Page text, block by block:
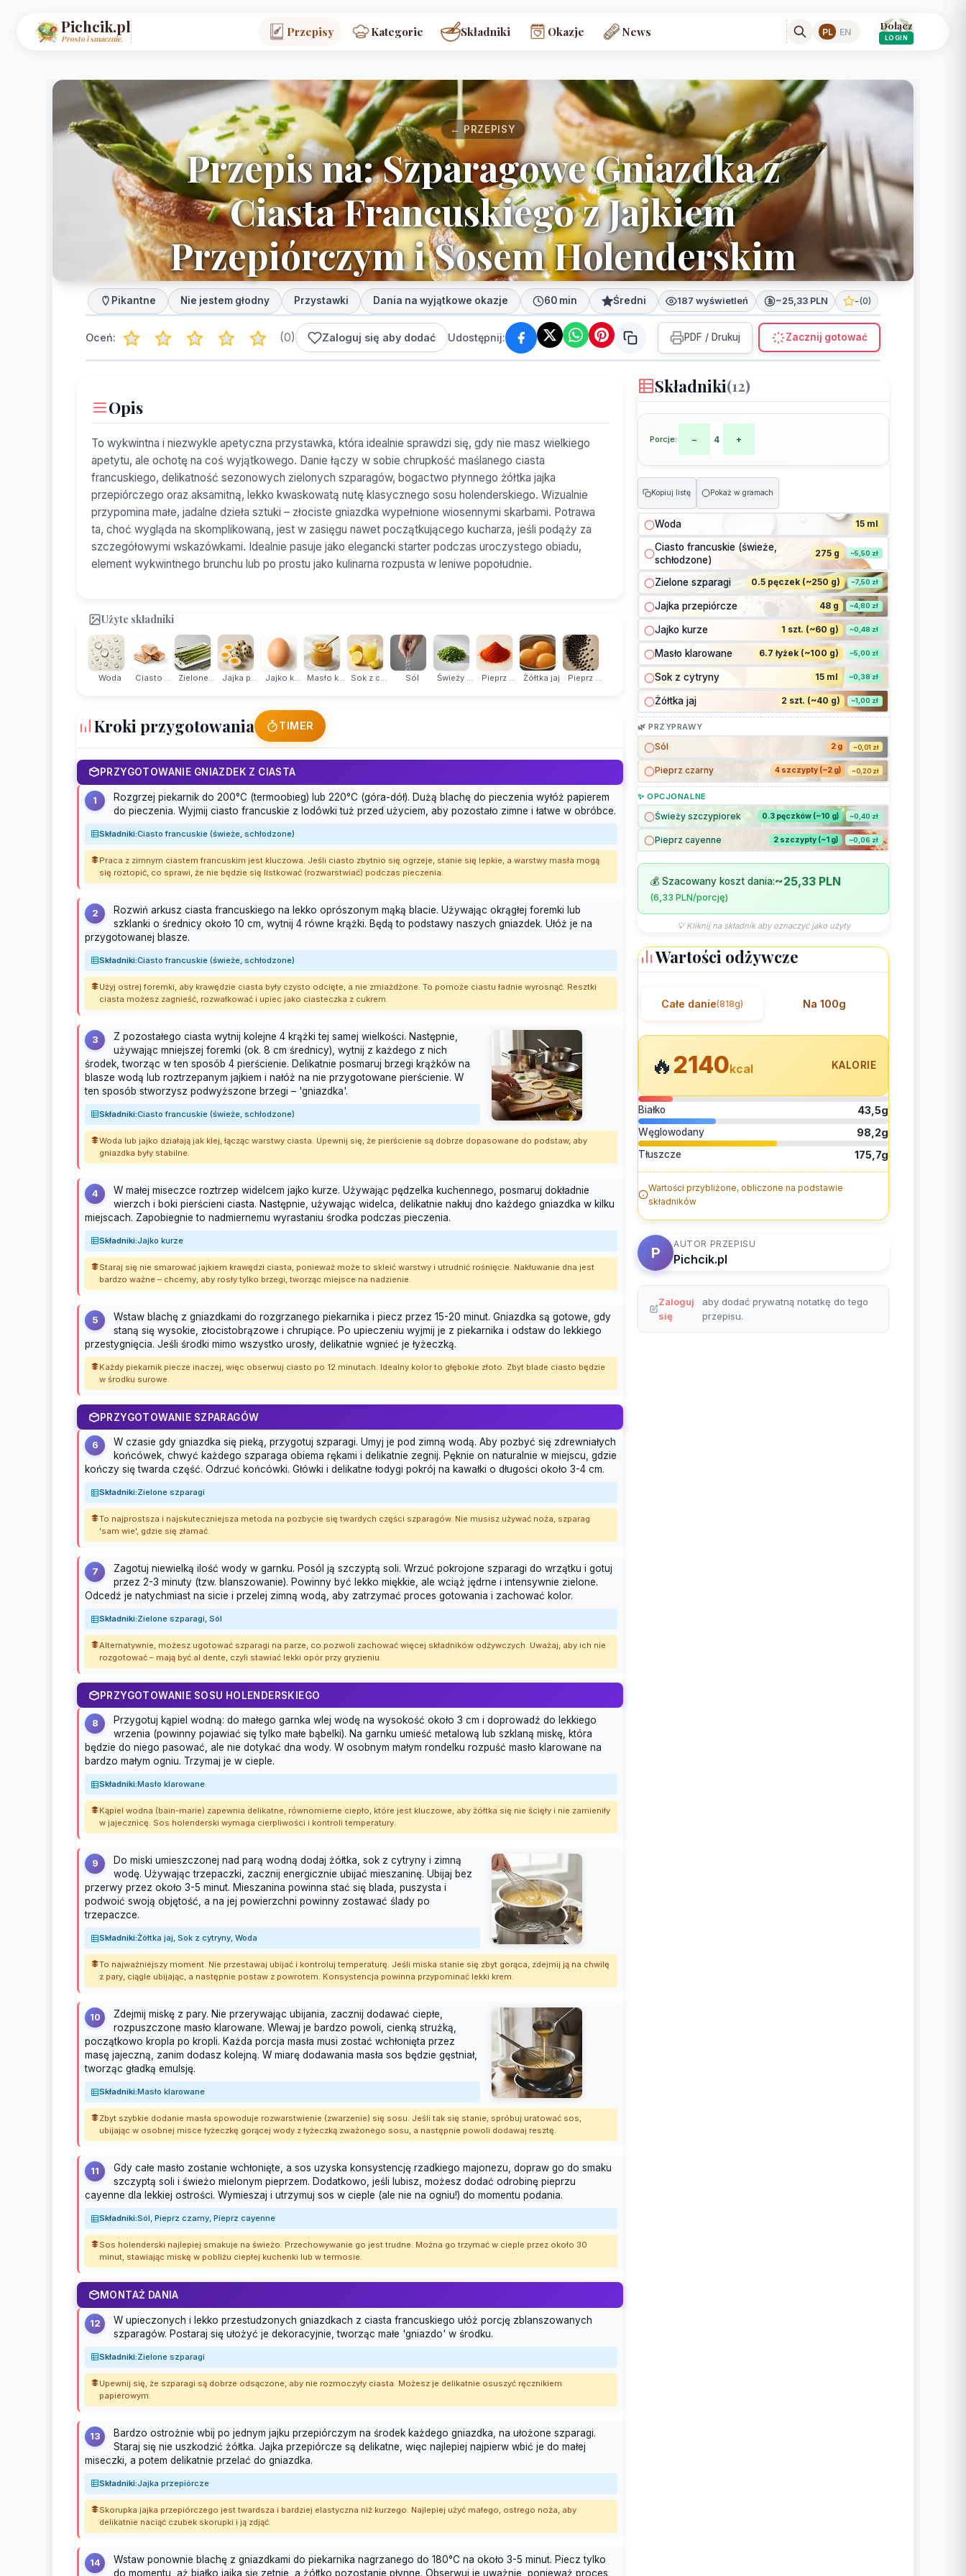
Pichcik.pl
Prosto i smacznie. Przepisy Kategorie Składniki Okazje News PL EN
Dołącz
LOGIN
← PRZEPISY
Przepis na: Szparagowe Gniazdka z
Ciasta Francuskiego z Jajkiem
Przepiórczym i Sosem Holenderskim
Pikantne Nie jestem głodny Przystawki Dania na wyjątkowe okazje 60 min Średni 187 wyświetleń ~25,33 PLN -(0)
Oceń: (0) Zaloguj się aby dodać Udostępnij: PDF / Drukuj Zacznij gotować
Opis
To wykwintna i niezwykle apetyczna przystawka, która idealnie sprawdzi się, gdy nie masz wielkiego
apetytu, ale ochotę na coś wyjątkowego. Danie łączy w sobie chrupkość maślanego ciasta
francuskiego, delikatność sezonowych zielonych szparagów, bogactwo płynnego żółtka jajka
przepiórczego oraz aksamitną, lekko kwaskowatą nutę klasycznego sosu holenderskiego. Wizualnie
przypomina małe, jadalne dzieła sztuki – złociste gniazdka wypełnione wiosennymi skarbami. Potrawa
ta, choć wygląda na skomplikowaną, jest w zasięgu nawet początkującego kucharza, jeśli podąży za
szczegółowymi wskazówkami. Idealnie pasuje jako elegancki starter podczas uroczystego obiadu,
element wykwintnego brunchu lub po prostu jako kulinarna rozpusta w leniwe popołudnie.
Użyte składniki
Woda Ciasto ... Zielone... Jajka p... Jajko k... Masło k... Sok z c... Sól Świeży ... Pieprz ... Żółtka jaj Pieprz ...
Kroki przygotowania TIMER
PRZYGOTOWANIE GNIAZDEK Z CIASTA
1
Rozgrzej piekarnik do 200°C (termoobieg) lub 220°C (góra-dół). Dużą blachę do pieczenia wyłóż papierem
do pieczenia. Wyjmij ciasto francuskie z lodówki tuż przed użyciem, aby pozostało zimne i łatwe w obróbce.
Składniki:Ciasto francuskie (świeże, schłodzone)
Praca z zimnym ciastem francuskim jest kluczowa. Jeśli ciasto zbytnio się ogrzeje, stanie się lepkie, a warstwy masła mogą
się roztopić, co sprawi, że nie będzie się listkować (rozwarstwiać) podczas pieczenia.
2
Rozwiń arkusz ciasta francuskiego na lekko oprószonym mąką blacie. Używając okrągłej foremki lub
szklanki o średnicy około 10 cm, wytnij 4 równe krążki. Będą to podstawy naszych gniazdek. Ułóż je na
przygotowanej blasze.
Składniki:Ciasto francuskie (świeże, schłodzone)
Użyj ostrej foremki, aby krawędzie ciasta były czysto odcięte, a nie zmiażdżone. To pomoże ciastu ładnie wyrosnąć. Resztki
ciasta możesz zagnieść, rozwałkować i upiec jako ciasteczka z cukrem.
3
Z pozostałego ciasta wytnij kolejne 4 krążki tej samej wielkości. Następnie,
używając mniejszej foremki (ok. 8 cm średnicy), wytnij z każdego z nich
środek, tworząc w ten sposób 4 pierścienie. Delikatnie posmaruj brzegi krążków na
blasze wodą lub roztrzepanym jajkiem i nałóż na nie przygotowane pierścienie. W
ten sposób stworzysz podwyższone brzegi – 'gniazdka'.
Składniki:Ciasto francuskie (świeże, schłodzone)
Woda lub jajko działają jak klej, łącząc warstwy ciasta. Upewnij się, że pierścienie są dobrze dopasowane do podstaw, aby
gniazdka były stabilne.
4
W małej miseczce roztrzep widelcem jajko kurze. Używając pędzelka kuchennego, posmaruj dokładnie
wierzch i boki pierścieni ciasta. Następnie, używając widelca, delikatnie nakłuj dno każdego gniazdka w kilku
miejscach. Zapobiegnie to nadmiernemu wyrastaniu środka podczas pieczenia.
Składniki:Jajko kurze
Staraj się nie smarować jajkiem krawędzi ciasta, ponieważ może to skleić warstwy i utrudnić rośnięcie. Nakłuwanie dna jest
bardzo ważne – chcemy, aby rosły tylko brzegi, tworząc miejsce na nadzienie.
5
Wstaw blachę z gniazdkami do rozgrzanego piekarnika i piecz przez 15-20 minut. Gniazdka są gotowe, gdy
staną się wysokie, złocistobrązowe i chrupiące. Po upieczeniu wyjmij je z piekarnika i odstaw do lekkiego
przestygnięcia. Jeśli środki mimo wszystko urosły, delikatnie wgnieć je łyżeczką.
Każdy piekarnik piecze inaczej, więc obserwuj ciasto po 12 minutach. Idealny kolor to głębokie złoto. Zbyt blade ciasto będzie
w środku surowe.
PRZYGOTOWANIE SZPARAGÓW
6
W czasie gdy gniazdka się pieką, przygotuj szparagi. Umyj je pod zimną wodą. Aby pozbyć się zdrewniałych
końcówek, chwyć każdego szparaga obiema rękami i delikatnie zegnij. Pęknie on naturalnie w miejscu, gdzie
kończy się twarda część. Odrzuć końcówki. Główki i delikatne łodygi pokrój na kawałki o długości około 3-4 cm.
Składniki:Zielone szparagi
To najprostsza i najskuteczniejsza metoda na pozbycie się twardych części szparagów. Nie musisz używać noża, szparag
'sam wie', gdzie się złamać.
7
Zagotuj niewielką ilość wody w garnku. Posól ją szczyptą soli. Wrzuć pokrojone szparagi do wrzątku i gotuj
przez 2-3 minuty (tzw. blanszowanie). Powinny być lekko miękkie, ale wciąż jędrne i intensywnie zielone.
Odcedź je natychmiast na sicie i przelej zimną wodą, aby zatrzymać proces gotowania i zachować kolor.
Składniki:Zielone szparagi, Sól
Alternatywnie, możesz ugotować szparagi na parze, co pozwoli zachować więcej składników odżywczych. Uważaj, aby ich nie
rozgotować – mają być al dente, czyli stawiać lekki opór przy gryzieniu.
PRZYGOTOWANIE SOSU HOLENDERSKIEGO
8
Przygotuj kąpiel wodną: do małego garnka wlej wodę na wysokość około 3 cm i doprowadź do lekkiego
wrzenia (powinny pojawiać się tylko małe bąbelki). Na garnku umieść metalową lub szklaną miskę, która
będzie do niego pasować, ale nie dotykać dna wody. W osobnym małym rondelku rozpuść masło klarowane na
bardzo małym ogniu. Trzymaj je w cieple.
Składniki:Masło klarowane
Kąpiel wodna (bain-marie) zapewnia delikatne, równomierne ciepło, które jest kluczowe, aby żółtka się nie ścięły i nie zamieniły
w jajecznicę. Sos holenderski wymaga cierpliwości i kontroli temperatury.
9
Do miski umieszczonej nad parą wodną dodaj żółtka, sok z cytryny i zimną
wodę. Używając trzepaczki, zacznij energicznie ubijać mieszaninę. Ubijaj bez
przerwy przez około 3-5 minut. Mieszanina powinna stać się blada, puszysta i
podwoić swoją objętość, a na jej powierzchni powinny zostawać ślady po
trzepaczce.
Składniki:Żółtka jaj, Sok z cytryny, Woda
To najważniejszy moment. Nie przestawaj ubijać i kontroluj temperaturę. Jeśli miska stanie się zbyt gorąca, zdejmij ją na chwilę
z pary, ciągle ubijając, a następnie postaw z powrotem. Konsystencja powinna przypominać lekki krem.
10
Zdejmij miskę z pary. Nie przerywając ubijania, zacznij dodawać ciepłe,
rozpuszczone masło klarowane. Wlewaj je bardzo powoli, cienką strużką,
początkowo kropla po kropli. Każda porcja masła musi zostać wchłonięta przez
masę jajeczną, zanim dodasz kolejną. W miarę dodawania masła sos będzie gęstniał,
tworząc gładką emulsję.
Składniki:Masło klarowane
Zbyt szybkie dodanie masła spowoduje rozwarstwienie (zwarzenie) się sosu. Jeśli tak się stanie, spróbuj uratować sos,
ubijając w osobnej misce łyżeczkę gorącej wody z łyżeczką zważonego sosu, a następnie powoli dodawaj resztę.
11
Gdy całe masło zostanie wchłonięte, a sos uzyska konsystencję rzadkiego majonezu, dopraw go do smaku
szczyptą soli i świeżo mielonym pieprzem. Dodatkowo, jeśli lubisz, możesz dodać odrobinę pieprzu
cayenne dla lekkiej ostrości. Wymieszaj i utrzymuj sos w cieple (ale nie na ogniu!) do momentu podania.
Składniki:Sól, Pieprz czarny, Pieprz cayenne
Sos holenderski najlepiej smakuje na świeżo. Przechowywanie go jest trudne. Można go trzymać w cieple przez około 30
minut, stawiając miskę w pobliżu ciepłej kuchenki lub w termosie.
MONTAŻ DANIA
12
W upieczonych i lekko przestudzonych gniazdkach z ciasta francuskiego ułóż porcję zblanszowanych
szparagów. Postaraj się ułożyć je dekoracyjnie, tworząc małe 'gniazdo' w środku.
Składniki:Zielone szparagi
Upewnij się, że szparagi są dobrze odsączone, aby nie rozmoczyły ciasta. Możesz je delikatnie osuszyć ręcznikiem
papierowym.
13
Bardzo ostrożnie wbij po jednym jajku przepiórczym na środek każdego gniazdka, na ułożone szparagi.
Staraj się nie uszkodzić żółtka. Jajka przepiórcze są delikatne, więc najlepiej najpierw wbić je do małej
miseczki, a potem delikatnie przelać do gniazdka.
Składniki:Jajka przepiórcze
Skorupka jajka przepiórczego jest twardsza i bardziej elastyczna niż kurzego. Najlepiej użyć małego, ostrego noża, aby
delikatnie naciąć czubek skorupki i ją zdjąć.
14
Wstaw ponownie blachę z gniazdkami do piekarnika nagrzanego do 180°C na około 3-5 minut. Piecz tylko
do momentu, aż białko jajka się zetnie, a żółtko pozostanie płynne. Obserwuj je uważnie, ponieważ proces
Składniki(12)
Porcje: − 4 +
Kopiuj listę Pokaż w gramach
Woda 15 ml
Ciasto francuskie (świeże,
schłodzone)
275 g ~5,50 zł
Zielone szparagi 0.5 pęczek (~250 g) ~7,50 zł
Jajka przepiórcze 48 g ~4,80 zł
Jajko kurze 1 szt. (~60 g) ~0,48 zł
Masło klarowane 6.7 łyżek (~100 g) ~5,00 zł
Sok z cytryny 15 ml ~0,38 zł
Żółtka jaj 2 szt. (~40 g) ~1,00 zł
🌿 PRZYPRAWY
Sól 2 g ~0,01 zł
Pieprz czarny 4 szczypty (~2 g) ~0,20 zł
✨ OPCJONALNE
Świeży szczypiorek 0.3 pęczków (~10 g) ~0,40 zł
Pieprz cayenne 2 szczypty (~1 g) ~0,06 zł
💰 Szacowany koszt dania:~25,33 PLN
(6,33 PLN/porcję)
💡 Kliknij na składnik aby oznaczyć jako użyty
Wartości odżywcze
Całe danie(818g) Na 100g
🔥2140kcal KALORIE
Białko 43,5g
Węglowodany 98,2g
Tłuszcze 175,7g
Wartości przybliżone, obliczone na podstawie
składników
P
AUTOR PRZEPISU
Pichcik.pl
Zaloguj
się
aby dodać prywatną notatkę do tego
przepisu.